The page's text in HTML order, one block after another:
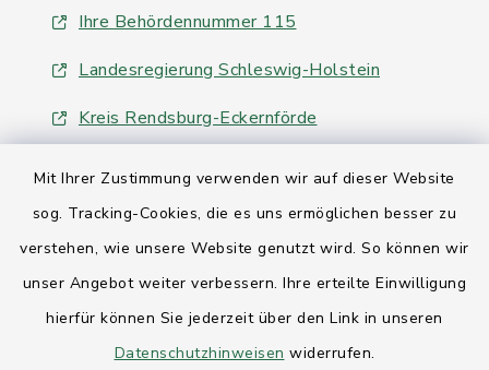
Mit Ihrer Zustimmung verwenden wir auf dieser Website
sog. Tracking-Cookies, die es uns ermöglichen besser zu
verstehen, wie unsere Website genutzt wird. So können wir
unser Angebot weiter verbessern. Ihre erteilte Einwilligung
hierfür können Sie jederzeit über den Link in unseren
Datenschutzhinweisen widerrufen.
Ihre Behördennummer 115
Landesregierung Schleswig-Holstein
Kreis Rendsburg-Eckernförde
Kontakt